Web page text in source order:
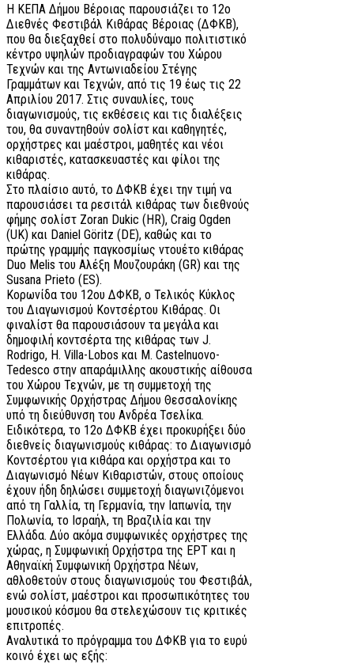
Η ΚΕΠΑ Δήμου Βέροιας παρουσιάζει το 12ο
Διεθνές Φεστιβάλ Κιθάρας Βέροιας (ΔΦΚΒ),
που θα διεξαχθεί στο πολυδύναμο πολιτιστικό
κέντρο υψηλών προδιαγραφών του Χώρου
Τεχνών και της Αντωνιαδείου Στέγης
Γραμμάτων και Τεχνών, από τις 19 έως τις 22
Απριλίου 2017. Στις συναυλίες, τους
διαγωνισμούς, τις εκθέσεις και τις διαλέξεις
του, θα συναντηθούν σολίστ και καθηγητές,
ορχήστρες και μαέστροι, μαθητές και νέοι
κιθαριστές, κατασκευαστές και φίλοι της
κιθάρας.
Στο πλαίσιο αυτό, το ΔΦΚΒ έχει την τιμή να
παρουσιάσει τα ρεσιτάλ κιθάρας των διεθνούς
φήμης σολίστ Zoran Dukic (HR), Craig Ogden
(UK) και Daniel Göritz (DE), καθώς και το
πρώτης γραμμής παγκοσμίως ντουέτο κιθάρας
Duo Melis του Αλέξη Μουζουράκη (GR) και της
Susana Prieto (ES).
Κορωνίδα του 12ου ΔΦΚΒ, ο Τελικός Κύκλος
του Διαγωνισμού Κοντσέρτου Κιθάρας. Οι
φιναλίστ θα παρουσιάσουν τα μεγάλα και
δημοφιλή κοντσέρτα της κιθάρας των J.
Rodrigo, H. Villa-Lobos και M. Castelnuovo-
Tedesco στην απαράμιλλης ακουστικής αίθουσα
του Χώρου Τεχνών, με τη συμμετοχή της
Συμφωνικής Ορχήστρας Δήμου Θεσσαλονίκης
υπό τη διεύθυνση του Ανδρέα Τσελίκα.
Ειδικότερα, το 12ο ΔΦΚΒ έχει προκυρήξει δύο
διεθνείς διαγωνισμούς κιθάρας: το Διαγωνισμό
Κοντσέρτου για κιθάρα και ορχήστρα και το
Διαγωνισμό Νέων Κιθαριστών, στους οποίους
έχουν ήδη δηλώσει συμμετοχή διαγωνιζόμενοι
από τη Γαλλία, τη Γερμανία, την Ιαπωνία, την
Πολωνία, το Ισραήλ, τη Βραζιλία και την
Ελλάδα. Δύο ακόμα συμφωνικές ορχήστρες της
χώρας, η Συμφωνική Ορχήστρα της ΕΡΤ και η
Αθηναϊκή Συμφωνική Ορχήστρα Νέων,
αθλοθετούν στους διαγωνισμούς του Φεστιβάλ,
ενώ σολίστ, μαέστροι και προσωπικότητες του
μουσικού κόσμου θα στελεχώσουν τις κριτικές
επιτροπές.
Αναλυτικά το πρόγραμμα του ΔΦΚΒ για το ευρύ
κοινό έχει ως εξής: